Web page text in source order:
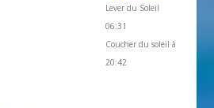
Lever du Soleil
06:31
Coucher du soleil à
20:42